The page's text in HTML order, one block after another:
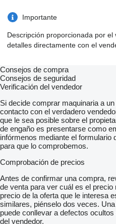
Importante
Descripción proporcionada por
detalles directamente con el
Consejos de compra
Consejos de seguridad
Verificación del vendedor
Si decide comprar maquinaria a
contacto con el verdadero
que le sea posible sobre el
de engaño es presentarse como
infórmenos mediante el formulario
para que lo comprobemos.
Comprobación de precios
Antes de confirmar una compra,
de venta para ver cuál es el precio
precio de la oferta que le interesa
similares, piénselo dos veces.
puede conllevar a defectos
del vendedor.